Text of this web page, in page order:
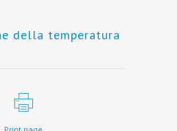
della temperatura